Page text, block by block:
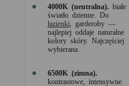
4000K (neutralna).
białe
światło dzienne. Do
łazienki , garderoby —
najlepiej oddaje naturalne
kolory skóry. Najczęściej
wybierana.
6500K (zimna).
kontrastowe, intensywne.